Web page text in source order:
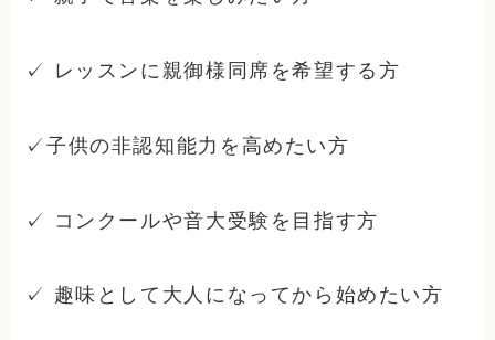
✓ レッスンに親御様同席を希望する方
✓子供の非認知能力を高めたい方
✓ コンクールや音大受験を目指す方
✓ 趣味として大人になってから始めたい方